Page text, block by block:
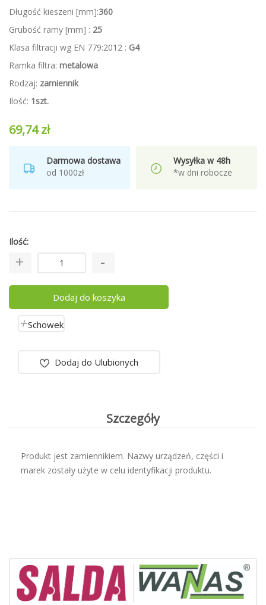
Długość kieszeni [mm]:360
Grubość ramy [mm] : 25
Klasa filtracji wg EN 779:2012 : G4
Ramka filtra: metalowa
Rodzaj: zamiennik
Ilość: 1szt.
69,74 zł
Darmowa dostawa
od 1000zł
Wysyłka w 48h
*w dni robocze
Ilość
Dodaj do koszyka
Schowek
Dodaj do Ulubionych
Szczegóły
Produkt jest zamiennikiem. Nazwy urządzeń, części i
marek zostały użyte w celu identyfikacji produktu.